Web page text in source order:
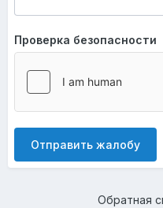
Проверка безопасности
Отправить жалобу
Обратная